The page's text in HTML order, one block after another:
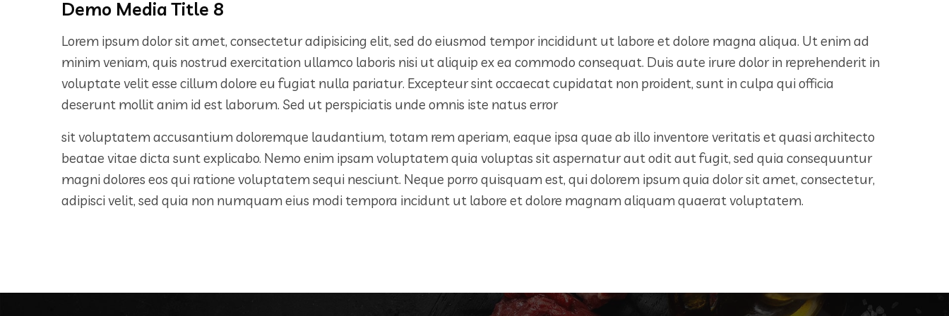
Demo Media Title 8
Lorem ipsum dolor sit amet, consectetur adipisicing elit, sed do eiusmod tempor incididunt ut labore et dolore magna aliqua. Ut enim ad
minim veniam, quis nostrud exercitation ullamco laboris nisi ut aliquip ex ea commodo consequat. Duis aute irure dolor in reprehenderit in
voluptate velit esse cillum dolore eu fugiat nulla pariatur. Excepteur sint occaecat cupidatat non proident, sunt in culpa qui officia
deserunt mollit anim id est laborum. Sed ut perspiciatis unde omnis iste natus error
sit voluptatem accusantium doloremque laudantium, totam rem aperiam, eaque ipsa quae ab illo inventore veritatis et quasi architecto
beatae vitae dicta sunt explicabo. Nemo enim ipsam voluptatem quia voluptas sit aspernatur aut odit aut fugit, sed quia consequuntur
magni dolores eos qui ratione voluptatem sequi nesciunt. Neque porro quisquam est, qui dolorem ipsum quia dolor sit amet, consectetur,
adipisci velit, sed quia non numquam eius modi tempora incidunt ut labore et dolore magnam aliquam quaerat voluptatem.